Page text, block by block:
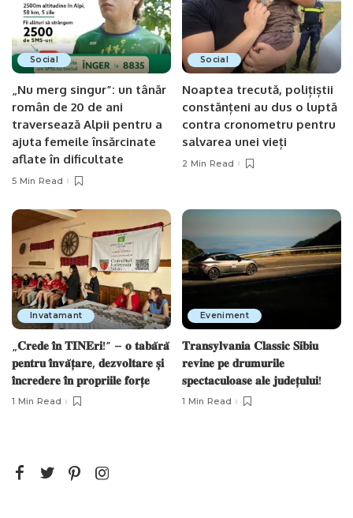
Social
„Nu merg singur”: un tânăr
român de 20 de ani
traversează Alpii pentru a
ajuta femeile însărcinate
aflate în dificultate
5 Min Read
Social
Noaptea trecută, polițiștii
constănțeni au dus o luptă
contra cronometru pentru
salvarea unei vieți
2 Min Read
Invatamant
„𝐂𝐫𝐞𝐝𝐞 𝐢̂𝐧 𝐓𝐈𝐍𝐄𝐫𝐢!” – 𝐨 𝐭𝐚𝐛𝐚̆𝐫𝐚̆
𝐩𝐞𝐧𝐭𝐫𝐮 𝐢̂𝐧𝐯𝐚̆𝐭̦𝐚𝐫𝐞, 𝐝𝐞𝐳𝐯𝐨𝐥𝐭𝐚𝐫𝐞 𝐬̦𝐢
𝐢̂𝐧𝐜𝐫𝐞𝐝𝐞𝐫𝐞 𝐢̂𝐧 𝐩𝐫𝐨𝐩𝐫𝐢𝐢𝐥𝐞 𝐟𝐨𝐫𝐭̦𝐞
1 Min Read
Eveniment
𝐓𝐫𝐚𝐧𝐬𝐲𝐥𝐯𝐚𝐧𝐢𝐚 𝐂𝐥𝐚𝐬𝐬𝐢𝐜 𝐒𝐢𝐛𝐢𝐮
𝐫𝐞𝐯𝐢𝐧𝐞 𝐩𝐞 𝐝𝐫𝐮𝐦𝐮𝐫𝐢𝐥𝐞
𝐬𝐩𝐞𝐜𝐭𝐚𝐜𝐮𝐥𝐨𝐚𝐬𝐞 𝐚𝐥𝐞 𝐣𝐮𝐝𝐞𝐭̦𝐮𝐥𝐮𝐢!
1 Min Read